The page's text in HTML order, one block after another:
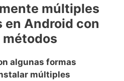
múltiples
en Android con
métodos
algunas formas
múltiples